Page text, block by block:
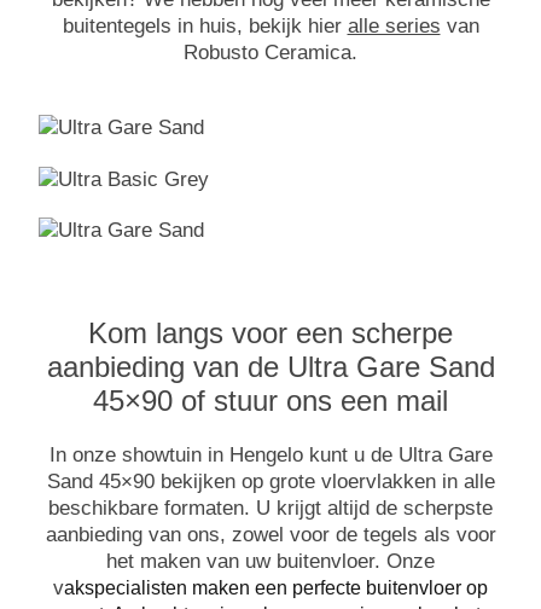
buitentegels in huis, bekijk hier alle series van
Robusto Ceramica.
Kom langs voor een scherpe
aanbieding van de Ultra Gare Sand
45×90 of stuur ons een mail
In onze showtuin in Hengelo kunt u de Ultra Gare
Sand 45×90 bekijken op grote vloervlakken in alle
beschikbare formaten. U krijgt altijd de scherpste
aanbieding van ons, zowel voor de tegels als voor
het maken van uw buitenvloer. Onze
vakspecialisten maken een perfecte buitenvloer op